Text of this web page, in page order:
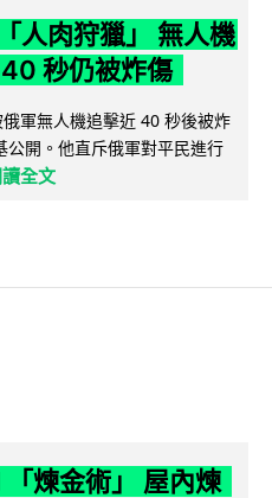
人肉狩獵」 無人機
秒仍被炸傷
軍無人機追擊近 40 秒後被炸
開。他直斥俄軍對平民進行
全文
煉金術」 屋內煉